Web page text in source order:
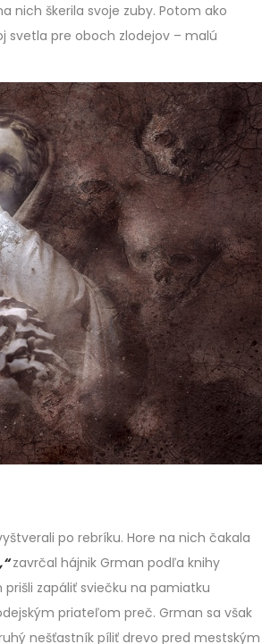
nich škerila svoje zuby. Potom ako
svetla pre oboch zlodejov – malú
po rebríku. Hore na nich čakala
zavrčal hájnik Grman podľa knihy
prišli zapáliť sviečku na pamiatku
priateľom preč. Grman sa však
nešťastník píliť drevo pred mestským